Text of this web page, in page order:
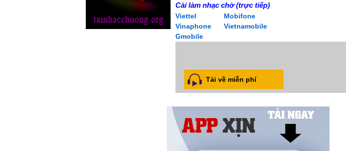
Cài làm nhạc chờ (trực tiếp)
Viettel
Mobifone
Vinaphone
Vietnamobile
Gmobile
Tải về miễn phí